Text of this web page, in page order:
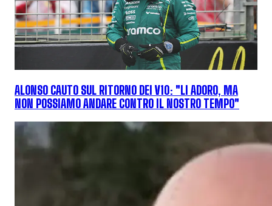
ALONSO CAUTO SUL RITORNO DEI V10: "LI ADORO, MA
NON POSSIAMO ANDARE CONTRO IL NOSTRO TEMPO"